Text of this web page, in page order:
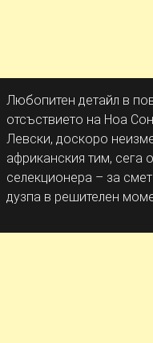
Любопитен детайл в
отсъствието на Ноа
Левски, доскоро
африканския тим, сега
селекционера – за
дузпа в решителен